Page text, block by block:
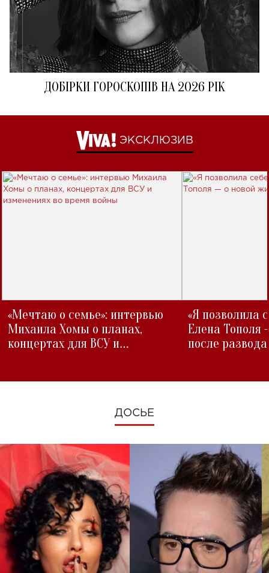
ДОБІРКИ ГОРОСКОПІВ НА 2026 РІК
ЭКСКЛЮЗИВ
«Мечтаю о семье»: интервью
Михаила Хомы о планах,
концертах для ВСУ и
«Я позволила
Елена Тополя
после развода
ДОСЬЕ